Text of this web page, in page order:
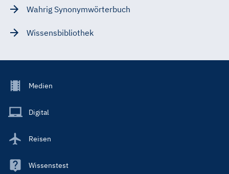
Wahrig Synonymwörterbuch
Wissensbibliothek
Footer
Main
Medien
Digital
Reisen
Wissenstest